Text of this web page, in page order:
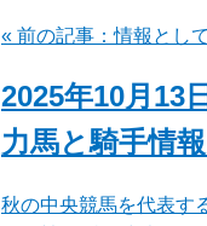
北vs山王戦を追体験
« 前の記事：情報とし
2025年10月13
力馬と騎手情
秋の中央競馬を代表す